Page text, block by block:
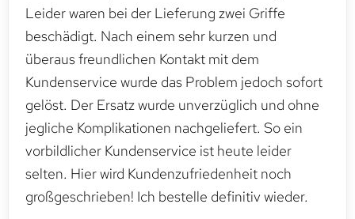
Leider waren bei der Lieferung zwei Griffe
beschädigt. Nach einem sehr kurzen und
überaus freundlichen Kontakt mit dem
Kundenservice wurde das Problem jedoch sofort
gelöst. Der Ersatz wurde unverzüglich und ohne
jegliche Komplikationen nachgeliefert. So ein
vorbildlicher Kundenservice ist heute leider
selten. Hier wird Kundenzufriedenheit noch
großgeschrieben! Ich bestelle definitiv wieder.